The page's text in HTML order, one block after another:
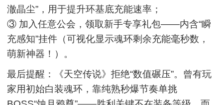
澈晶尘”，用于提升环基底充能速率；
③ 加入任意公会，领取新手专享礼包——内含“瞬
充感知”挂件（可视化显示魂环剩余充能毫秒数，
萌新神器！）。
最后提醒：《天空传说》拒绝“数值碾压”。曾有玩
家用初始白装魂环，靠纯熟秒爆节奏单挑